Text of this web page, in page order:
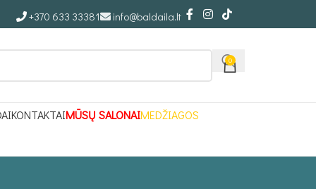
+370 633 33381 info@baldaila.lt
0
KONTAKTAIMŪSŲ SALONAIMEDŽIAGOS